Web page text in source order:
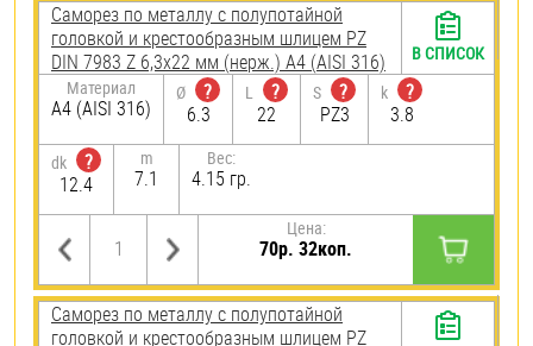
Саморез по металлу с полупотайной
головкой и крестообразным шлицем PZ
DIN 7983 Z 6,3х22 мм (нерж.) A4 (AISI 316)
Материал
A4 (AISI 316)
Ø
?
6.3
L
?
22
S
?
PZ3
k
?
3.8
dk
?
12.4
m
7.1
Вес:
4.15 гр.
Цена:
70р. 32коп.
В СПИСОК
Саморез по металлу с полупотайной
головкой и крестообразным шлицем PZ